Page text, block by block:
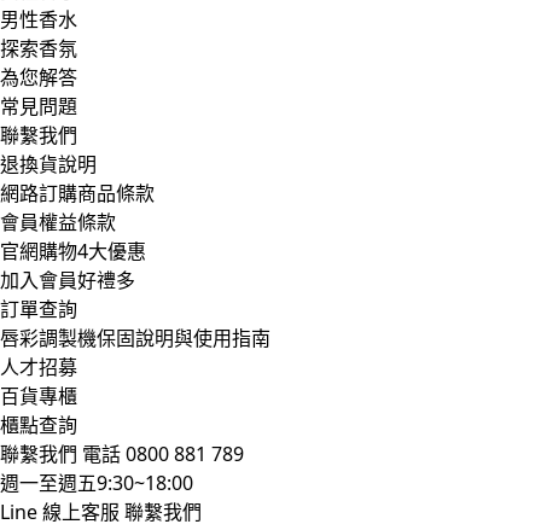
男性香水
探索香氛
為您解答
常見問題
聯繫我們
退換貨說明
網路訂購商品條款
會員權益條款
官網購物4大優惠
加入會員好禮多
訂單查詢
唇彩調製機保固說明與使用指南
人才招募
百貨專櫃
櫃點查詢
聯繫我們 電話 0800 881 789
週一至週五9:30~18:00
Line 線上客服 聯繫我們